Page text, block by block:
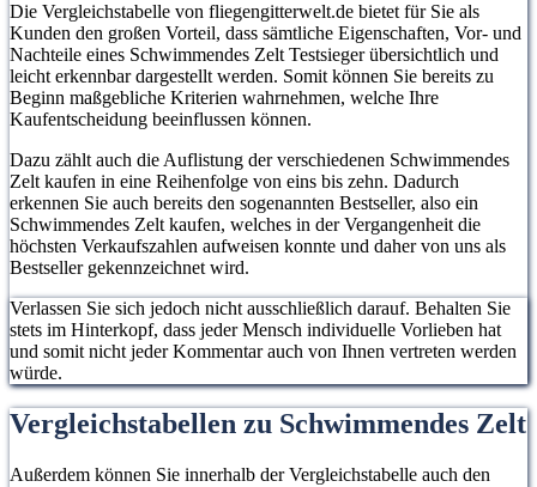
Die Vergleichstabelle von fliegengitterwelt.de bietet für Sie als
Kunden den großen Vorteil, dass sämtliche Eigenschaften, Vor- und
Nachteile eines Schwimmendes Zelt Testsieger übersichtlich und
leicht erkennbar dargestellt werden. Somit können Sie bereits zu
Beginn maßgebliche Kriterien wahrnehmen, welche Ihre
Kaufentscheidung beeinflussen können.
Dazu zählt auch die Auflistung der verschiedenen Schwimmendes
Zelt kaufen in eine Reihenfolge von eins bis zehn. Dadurch
erkennen Sie auch bereits den sogenannten Bestseller, also ein
Schwimmendes Zelt kaufen, welches in der Vergangenheit die
höchsten Verkaufszahlen aufweisen konnte und daher von uns als
Bestseller gekennzeichnet wird.
Verlassen Sie sich jedoch nicht ausschließlich darauf. Behalten Sie
stets im Hinterkopf, dass jeder Mensch individuelle Vorlieben hat
und somit nicht jeder Kommentar auch von Ihnen vertreten werden
würde.
Vergleichstabellen zu Schwimmendes Zelt
Außerdem können Sie innerhalb der Vergleichstabelle auch den